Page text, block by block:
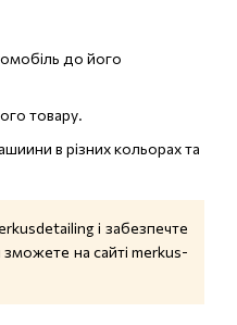
до його
товару.
в різних кольорах та
і забезпечте
на сайті merkus-